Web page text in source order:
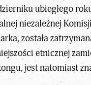
ubiegłego
niezależnej
została
etnicznej
jest natomiast